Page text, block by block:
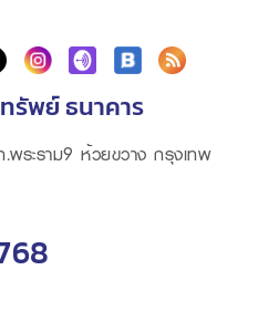
รัพย์ ธนาคาร
ระราม9 ห้วยขวาง กรุงเทพ